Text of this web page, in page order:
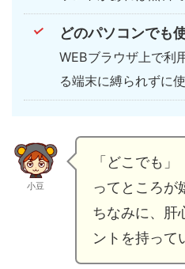
どのパソコンでも
WEBブラウザ上で利
る端末に縛られずに
小豆
「どこでも」
ってところが
ちなみに、
ントを持って